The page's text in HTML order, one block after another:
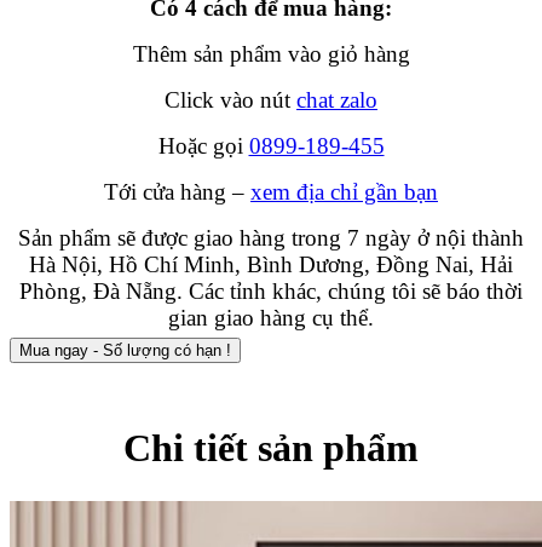
Có 4 cách để mua hàng:
Thêm sản phẩm vào giỏ hàng
Click vào nút chat zalo
Hoặc gọi 0899-189-455
Tới cửa hàng – xem địa chỉ gần bạn
Sản phẩm sẽ được giao hàng trong 7 ngày ở nội thành
Hà Nội, Hồ Chí Minh, Bình Dương, Đồng Nai, Hải
Phòng, Đà Nẵng. Các tỉnh khác, chúng tôi sẽ báo thời
gian giao hàng cụ thể.
Mua ngay - Số lượng có hạn !
Chi tiết sản phẩm